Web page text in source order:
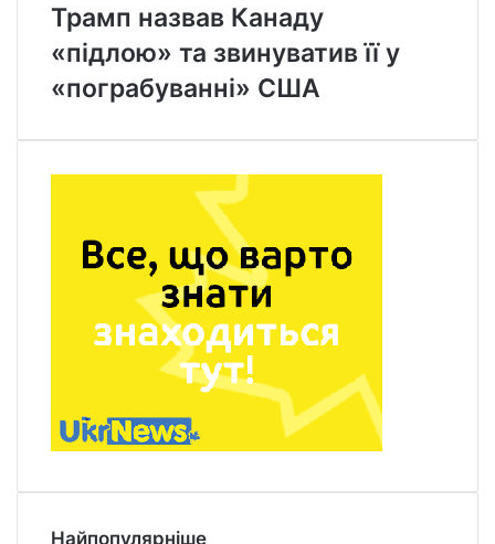
Трамп назвав Канаду
«підлою» та звинуватив її у
«пограбуванні» США
Найпопулярніше